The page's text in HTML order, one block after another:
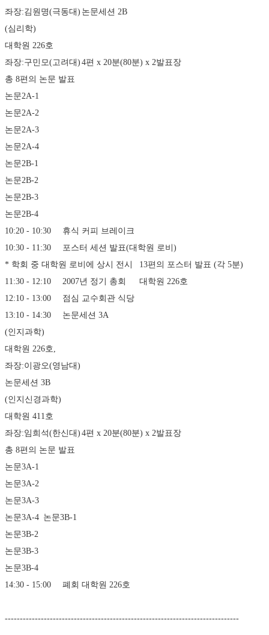
좌장:김원명(극동대)	논문세션 2B
(심리학)
대학원 226호
좌장:구민모(고려대)	4편 x 20분(80분) x 2발표장
총 8편의 논문 발표
논문2A-1
논문2A-2
논문2A-3
논문2A-4
논문2B-1
논문2B-2
논문2B-3
논문2B-4
10:20 - 10:30	휴식	커피 브레이크
10:30 - 11:30	포스터 세션 발표(대학원 로비)
* 학회 중 대학원 로비에 상시 전시	13편의 포스터 발표 (각 5분)
11:30 - 12:10	2007년 정기 총회	대학원 226호
12:10 - 13:00	점심	교수회관 식당
13:10 - 14:30	논문세션 3A
(인지과학)
대학원 226호,
좌장:이광오(영남대)
논문세션 3B
(인지신경과학)
대학원 411호
좌장:임희석(한신대)	4편 x 20분(80분) x 2발표장
총 8편의 논문 발표
논문3A-1
논문3A-2
논문3A-3
논문3A-4	논문3B-1
논문3B-2
논문3B-3
논문3B-4
14:30 - 15:00	폐회	대학원 226호
------------------------------------------------------------------------------